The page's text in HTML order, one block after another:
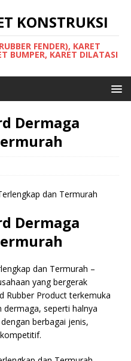
KONSTRUKSI
FENDER), KARET
BUMPER, KARET DILATASI
Dermaga
Dermaga
dan Termurah –
yang bergerak
Rubber Product terkemuka
dermaga, seperti halnya
berbagai jenis,